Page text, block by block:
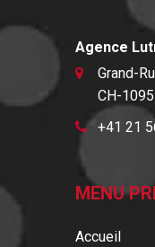
Agence
Grand-
CH-
+41 21
MENU
Accueil